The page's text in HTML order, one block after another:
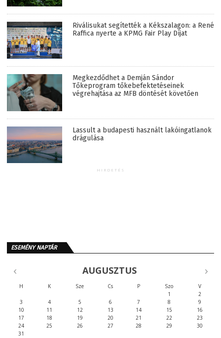
Riválisukat segítették a Kékszalagon: a René
Raffica nyerte a KPMG Fair Play Díjat
Megkezdődhet a Demján Sándor
Tőkeprogram tőkebefektetéseinek
végrehajtása az MFB döntését követően
Lassult a budapesti használt lakóingatlanok
drágulása
HIRDETÉS
ESEMÉNY NAPTÁR
AUGUSZTUS
H K Sze Cs P Szo
V
1
2
3
4 5 6 7 8
9
10
11 12 13 14 15
16
17
18 19 20 21 22
23
24
25 26 27 28 29
30
31